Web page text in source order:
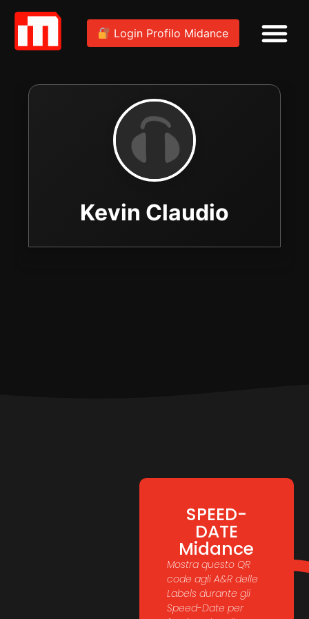
Login Profilo Midance
Kevin Claudio
SPEED-
DATE
Midance
Mostra questo QR
code agli A&R delle
Labels durante gli
Speed-Date per